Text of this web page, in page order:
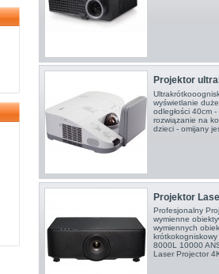
Projektor
wyświetlanie
odległości 40cm
rozwiązanie na
dzieci - omijany
Projektor
Profesjonalny
wymienne
wymiennych
8000L 10000
Laser Projector